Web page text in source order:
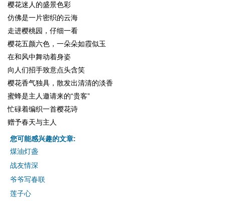
樱花迷人的盛景色彩
仿佛是一片密织的云海
走进樱桃园，仔细一看
樱花五颜六色，一朵朵如霞似玉
在和风中舞动着身姿
向人们招手致意点头含笑
樱花香气独具，散发出清清的淡香
蜜蜂是主人邀请来的“贵客”
忙碌着编织一首樱花诗
赠予春天与主人
您可能感兴趣的文章:
煤油灯盏
战友情深
爷爷写春联
莲子心